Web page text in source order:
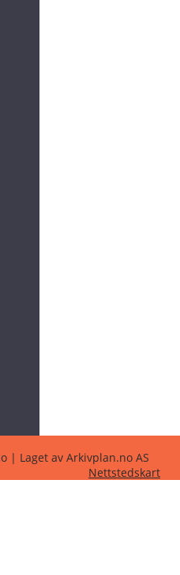
| Laget av Arkivplan.no AS
Nettstedskart